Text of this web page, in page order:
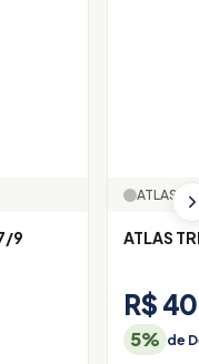
AT327/9
ATLAS
ATLAS
R$
5% de